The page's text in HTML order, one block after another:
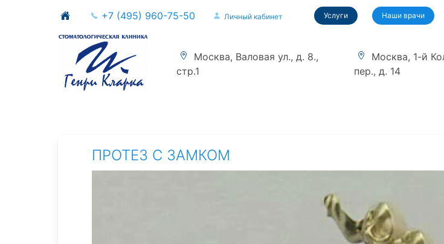
Москва, Валовая ул., д. 8.,
стр.1
Москва, 1-й
пер., д. 14
+7 (495) 960-75-50 Личный кабинет Услуги Наши врачи
ПРОТЕЗ С ЗАМКОМ